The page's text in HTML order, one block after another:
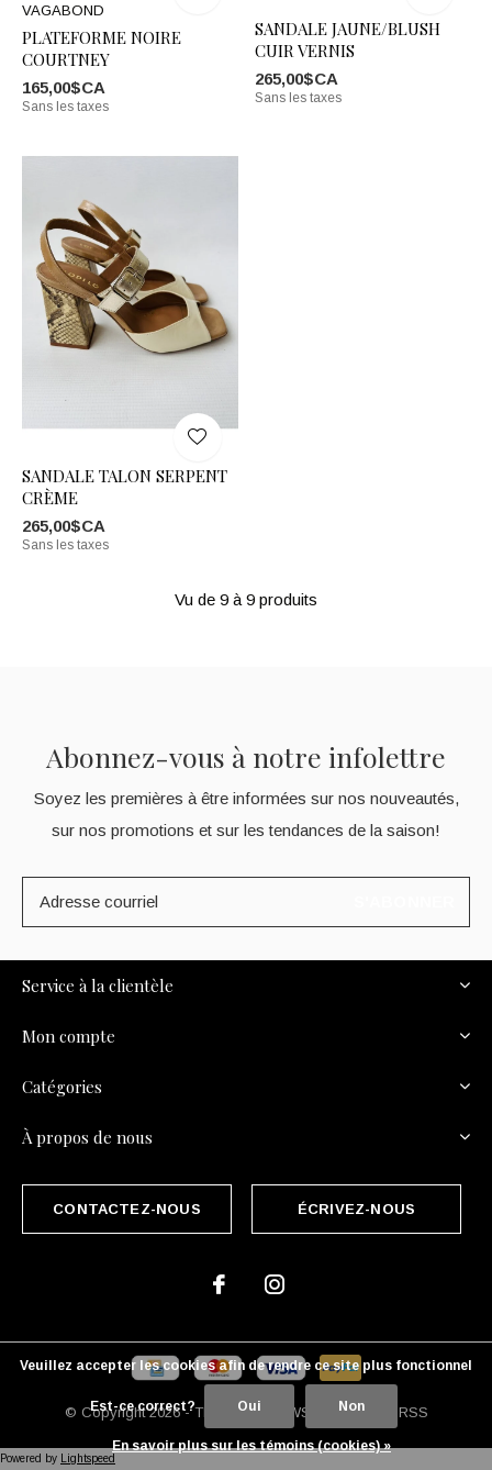
VAGABOND
PLATEFORME NOIRE
COURTNEY
165,00$CA
Sans les taxes
SANDALE JAUNE/BLUSH
CUIR VERNIS
265,00$CA
Sans les taxes
SANDALE TALON SERPENT
CRÈME
265,00$CA
Sans les taxes
Vu de 9 à 9 produits
Abonnez-vous à notre infolettre
Soyez les premières à être informées sur nos nouveautés,
sur nos promotions et sur les tendances de la saison!
Service à la clientèle
Mon compte
Catégories
À propos de nous
CONTACTEZ-NOUS ÉCRIVEZ-NOUS
© Copyright2026- Theme By DMWS Plus+- Fil RSS
Veuillez accepter les cookies afin de rendre ce site plus fonctionnel
Est-ce correct? Oui Non
En savoir plus sur les témoins (cookies) »
Powered by Lightspeed